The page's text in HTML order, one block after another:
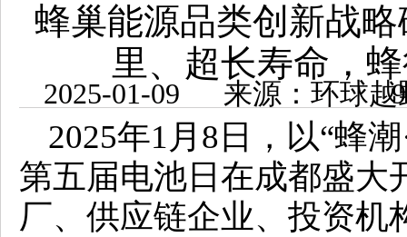
蜂巢能源品类创新战
里、超长寿命，
2025-01-
2025年1月8日，以“蜂
第五届电池日在成都盛大
厂、供应链企业、投资机